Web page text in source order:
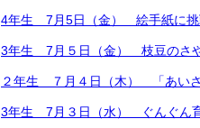
4年生 7月5日（金） 絵手紙に挑
3年生 7月５日（金） 枝豆のさや
２年生 ７月４日（木） 「あいさ
3年生 7月３日（水） ぐんぐん